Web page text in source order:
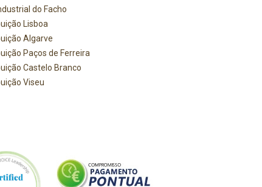
do Facho
Lisboa
Algarve
Paços de Ferreira
Castelo Branco
Viseu